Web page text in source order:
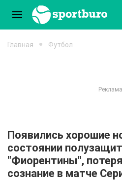
Главная Футбол
Появились хорошие
состоянии
"Фиорентины",
сознание в матче